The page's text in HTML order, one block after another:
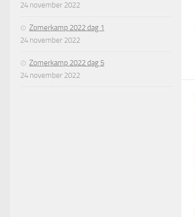
24 november 2022
Zomerkamp 2022 dag 1
24 november 2022
Zomerkamp 2022 dag 5
24 november 2022